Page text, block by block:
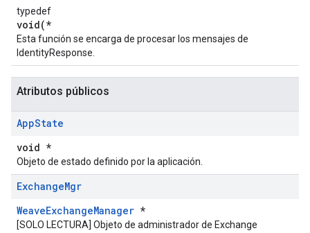
typedef
void(*
Esta función se encarga de procesar los mensajes de
IdentityResponse.
Atributos públicos
AppState
void *
Objeto de estado definido por la aplicación.
ExchangeMgr
WeaveExchangeManager *
[SOLO LECTURA] Objeto de administrador de Exchange